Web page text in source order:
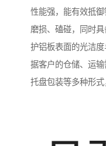
性能强，能有效抵御
磨损、磕碰，同时
护铝板表面的光洁
据客户的仓储、运输
托盘包装等多种形式